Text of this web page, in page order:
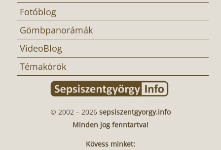
Fotóblog
Gömbpanorámák
VideoBlog
Témakörök
© 2002 – 2026 sepsiszentgyorgy.info
Minden jog fenntartva!
Kövess minket: